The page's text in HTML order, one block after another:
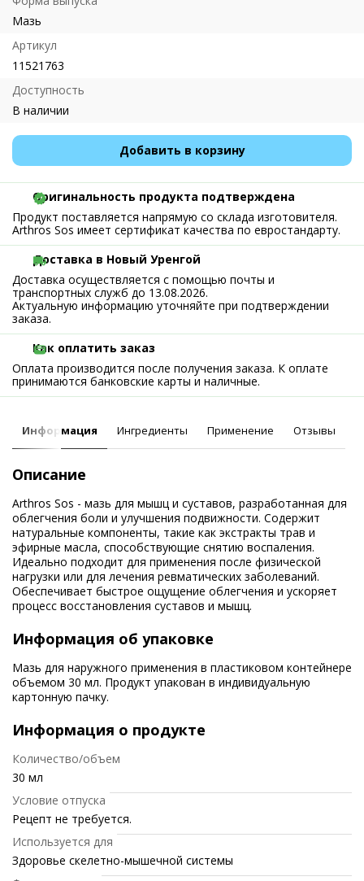
Мазь
Артикул
11521763
Доступность
В наличии
Добавить в корзину
Оригинальность продукта подтверждена
Продукт поставляется напрямую со склада изготовителя.
Arthros Sos имеет сертификат качества по евростандарту.
Доставка в Новый Уренгой
Доставка осуществляется с помощью почты и
транспортных служб до 13.08.2026.
Актуальную информацию уточняйте при подтверждении
заказа.
Как оплатить заказ
Оплата производится после получения заказа. К оплате
принимаются банковские карты и наличные.
Информация Ингредиенты Применение Отзывы
Описание
Arthros Sos - мазь для мышц и суставов, разработанная для
облегчения боли и улучшения подвижности. Содержит
натуральные компоненты, такие как экстракты трав и
эфирные масла, способствующие снятию воспаления.
Идеально подходит для применения после физической
нагрузки или для лечения ревматических заболеваний.
Обеспечивает быстрое ощущение облегчения и ускоряет
процесс восстановления суставов и мышц.
Информация об упаковке
Мазь для наружного применения в пластиковом контейнере
объемом 30 мл. Продукт упакован в индивидуальную
картонную пачку.
Информация о продукте
Количество/объем
30 мл
Условие отпуска
Рецепт не требуется.
Используется для
Здоровье скелетно-мышечной системы